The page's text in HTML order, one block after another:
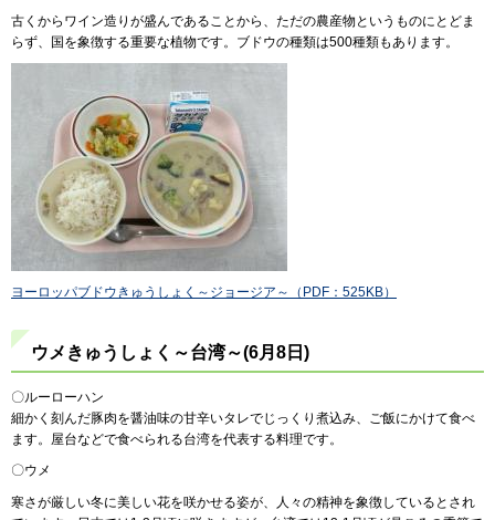
古くからワイン造りが盛んであることから、ただの農産物というものにとどま
らず、国を象徴する重要な植物です。ブドウの種類は500種類もあります。
ヨーロッパブドウきゅうしょく～ジョージア～（PDF：525KB）
ウメきゅうしょく～台湾～(6月8日)
〇ルーローハン
細かく刻んだ豚肉を醤油味の甘辛いタレでじっくり煮込み、ご飯にかけて食べ
ます。屋台などで食べられる台湾を代表する料理です。
〇ウメ
寒さが厳しい冬に美しい花を咲かせる姿が、人々の精神を象徴しているとされ